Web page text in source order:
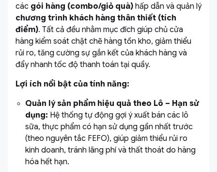
các gói hàng (combo/giỏ quà) hấp dẫn và quản lý
chương trình khách hàng thân thiết (tích
điểm). Tất cả đều nhằm mục đích giúp chủ cửa
hàng kiểm soát chặt chẽ hàng tồn kho, giảm thiểu
rủi ro, tăng cường sự gắn kết của khách hàng và
đẩy nhanh tốc độ thanh toán tại quầy.
Lợi ích nổi bật của tính năng:
Quản lý sản phẩm hiệu quả theo Lô – Hạn sử
dụng: Hệ thống tự động gợi ý xuất bán các lô
sữa, thực phẩm có hạn sử dụng gần nhất trước
(theo nguyên tắc FEFO), giúp giảm thiểu rủi ro
kinh doanh, tránh lãng phí và thất thoát do hàng
hóa hết hạn.